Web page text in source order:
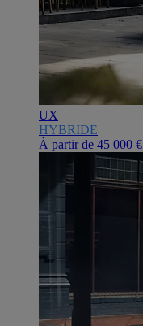
UX
HYBRIDE
À partir de 45 000 €